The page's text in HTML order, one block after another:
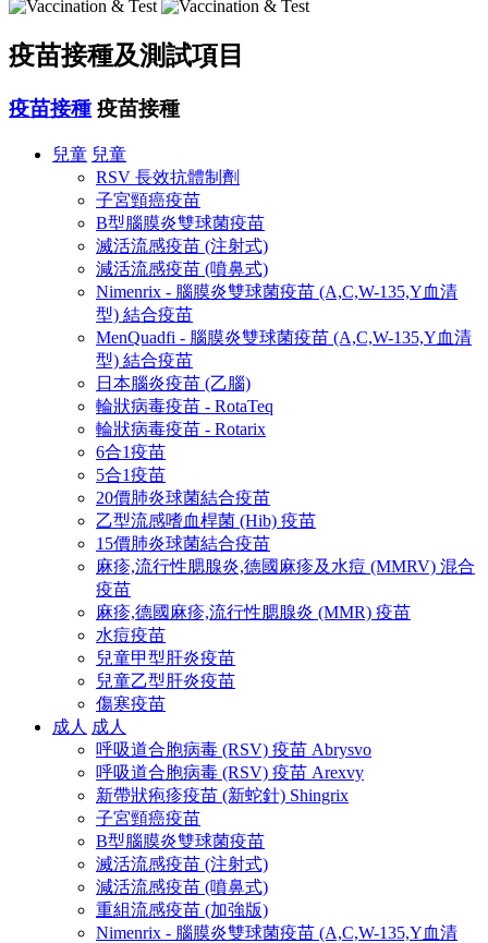
疫苗接種及測試項目
疫苗接種 疫苗接種
兒童 兒童
RSV 長效抗體制劑
子宮頸癌疫苗
B型腦膜炎雙球菌疫苗
滅活流感疫苗 (注射式)
減活流感疫苗 (噴鼻式)
Nimenrix - 腦膜炎雙球菌疫苗 (A,C,W-135,Y血清
型) 結合疫苗
MenQuadfi - 腦膜炎雙球菌疫苗 (A,C,W-135,Y血清
型) 結合疫苗
日本腦炎疫苗 (乙腦)
輪狀病毒疫苗 - RotaTeq
輪狀病毒疫苗 - Rotarix
6合1疫苗
5合1疫苗
20價肺炎球菌結合疫苗
乙型流感嗜血桿菌 (Hib) 疫苗
15價肺炎球菌結合疫苗
麻疹,流行性腮腺炎,德國麻疹及水痘 (MMRV) 混合
疫苗
麻疹,德國麻疹,流行性腮腺炎 (MMR) 疫苗
水痘疫苗
兒童甲型肝炎疫苗
兒童乙型肝炎疫苗
傷寒疫苗
成人 成人
呼吸道合胞病毒 (RSV) 疫苗 Abrysvo
呼吸道合胞病毒 (RSV) 疫苗 Arexvy
新帶狀疱疹疫苗 (新蛇針) Shingrix
子宮頸癌疫苗
B型腦膜炎雙球菌疫苗
滅活流感疫苗 (注射式)
減活流感疫苗 (噴鼻式)
重組流感疫苗 (加強版)
Nimenrix - 腦膜炎雙球菌疫苗 (A,C,W-135,Y血清